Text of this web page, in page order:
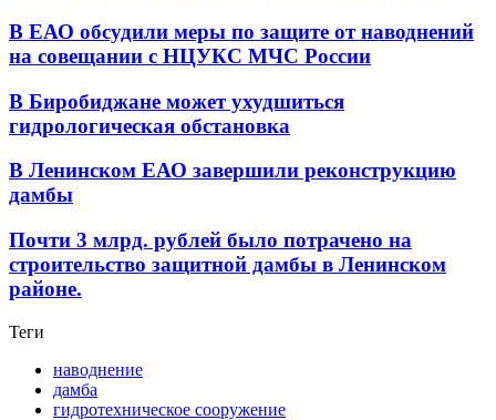
В ЕАО обсудили меры по защите от наводнений
на совещании с НЦУКС МЧС России
В Биробиджане может ухудшиться
гидрологическая обстановка
В Ленинском ЕАО завершили реконструкцию
дамбы
Почти 3 млрд. рублей было потрачено на
строительство защитной дамбы в Ленинском
районе.
Теги
наводнение
дамба
гидротехническое сооружение